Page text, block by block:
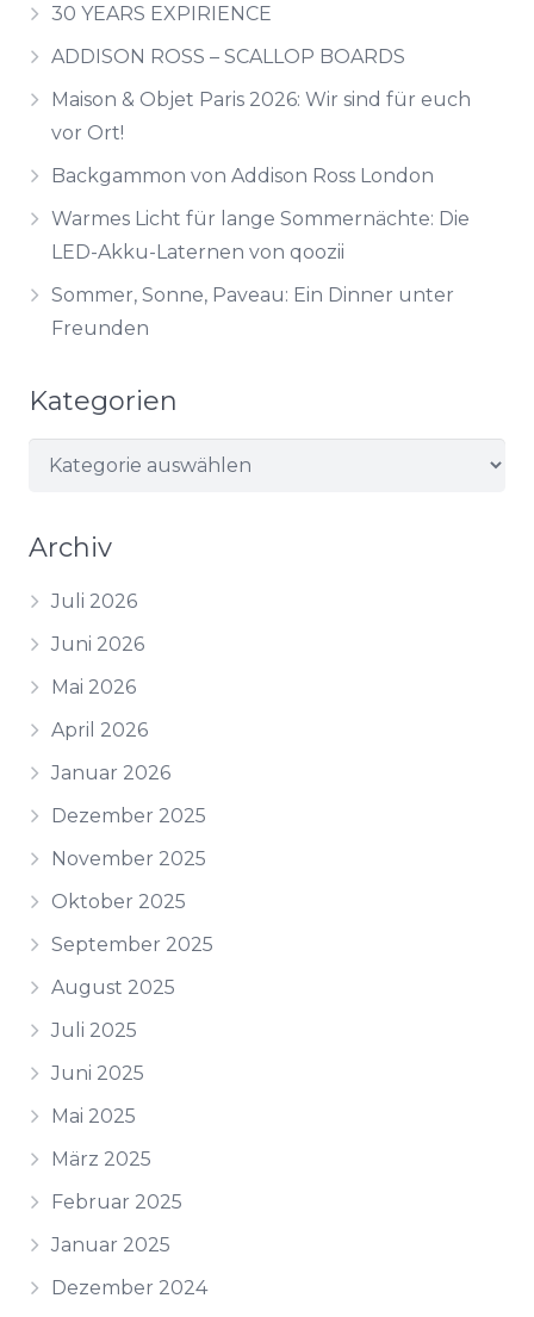
30 YEARS EXPIRIENCE
ADDISON ROSS – SCALLOP BOARDS
Maison & Objet Paris 2026: Wir sind für euch
vor Ort!
Backgammon von Addison Ross London
Warmes Licht für lange Sommernächte: Die
LED-Akku-Laternen von qoozii
Sommer, Sonne, Paveau: Ein Dinner unter
Freunden
Kategorien
Kategorien
Archiv
Juli 2026
Juni 2026
Mai 2026
April 2026
Januar 2026
Dezember 2025
November 2025
Oktober 2025
September 2025
August 2025
Juli 2025
Juni 2025
Mai 2025
März 2025
Februar 2025
Januar 2025
Dezember 2024